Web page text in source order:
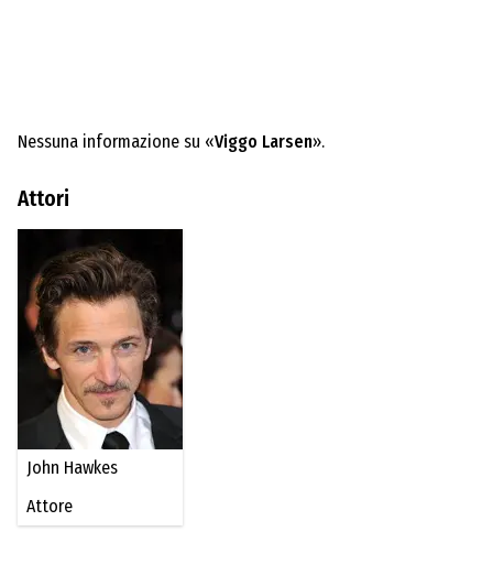
Nessuna informazione su «Viggo Larsen».
Attori
John Hawkes
Attore